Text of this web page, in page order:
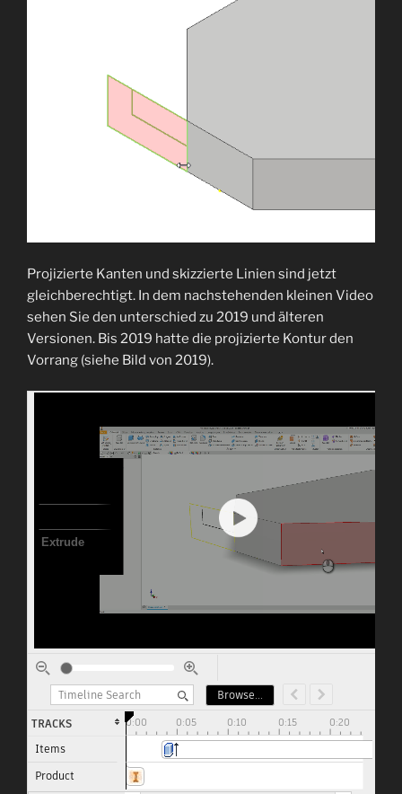
Projizierte Kanten und skizzierte Linien sind jetzt
gleichberechtigt. In dem nachstehenden kleinen Video
sehen Sie den unterschied zu 2019 und älteren
Versionen. Bis 2019 hatte die projizierte Kontur den
Vorrang (siehe Bild von 2019).